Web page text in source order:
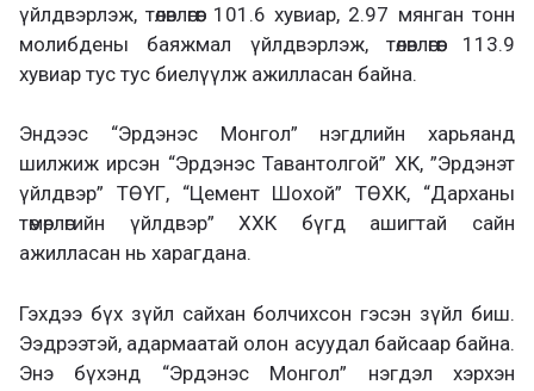
үйлдвэрлэж, төлөвлөгөөг 101.6 хувиар, 2.97 мянган тонн
молибдены баяжмал үйлдвэрлэж, төлөвлөгөөг 113.9
хувиар тус тус биелүүлж ажилласан байна.
Эндээс “Эрдэнэс Монгол” нэгдлийн харьяанд
шилжиж ирсэн “Эрдэнэс Тавантолгой” ХК, ”Эрдэнэт
үйлдвэр” ТӨҮГ, “Цемент Шохой” ТӨХК, “Дарханы
төмөрлөгийн үйлдвэр” ХХК бүгд ашигтай сайн
ажилласан нь харагдана.
Гэхдээ бүх зүйл сайхан болчихсон гэсэн зүйл биш.
Ээдрээтэй, адармаатай олон асуудал байсаар байна.
Энэ бүхэнд “Эрдэнэс Монгол” нэгдэл хэрхэн